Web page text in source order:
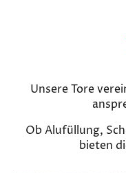
Unsere Tore
Ob Alufüllung,
bieten